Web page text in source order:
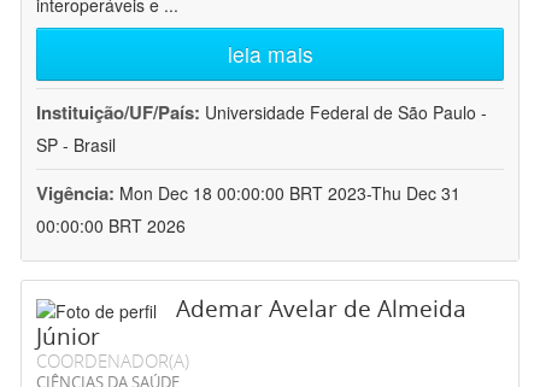
interoperáveis e ...
leia mais
Instituição/UF/País: Universidade Federal de São Paulo -
SP - Brasil
Vigência: Mon Dec 18 00:00:00 BRT 2023-Thu Dec 31
00:00:00 BRT 2026
Ademar Avelar de Almeida
Júnior
COORDENADOR(A)
CIÊNCIAS DA SAÚDE